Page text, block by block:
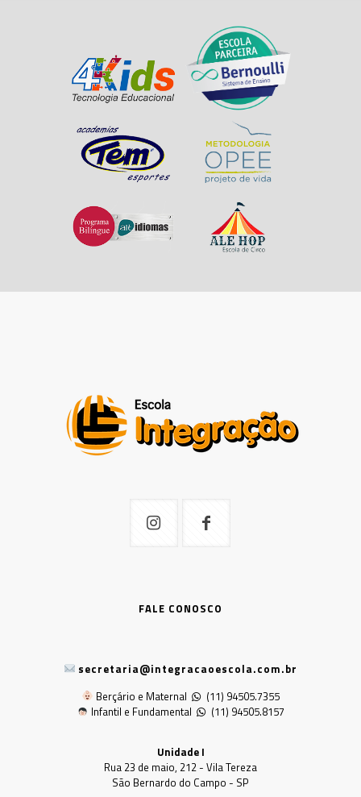
FALE CONOSCO
secretaria@integracaoescola.com.br
Berçário e Maternal
(11) 94505.7355
Infantil e Fundamental
(11) 94505.8157
Unidade I
Rua 23 de maio, 212 - Vila Tereza
São Bernardo do Campo - SP